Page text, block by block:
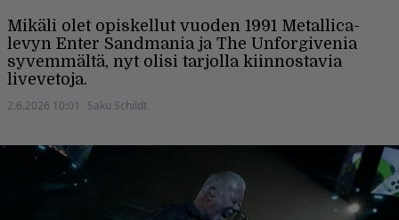
Mikäli olet opiskellut vuoden 1991 Metallica-
levyn Enter Sandmania ja The Unforgivenia
syvemmältä, nyt olisi tarjolla kiinnostavia
livevetoja.
2.6.2026 10:01 Saku Schildt